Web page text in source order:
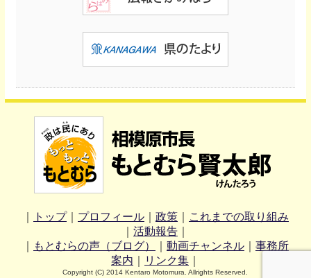
トップ｜ プロフィール｜ 政策｜
これまでの取り組み
活動報告｜
もとむらの声（ブログ） 動画チャンネル｜ 事務所
案内
リンク集｜
Copyright (C) 2014 Kentaro Motomura. Allrights Reserved.